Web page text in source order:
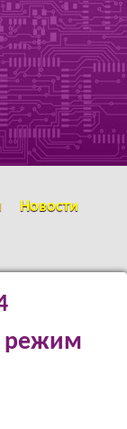
Новости
режим